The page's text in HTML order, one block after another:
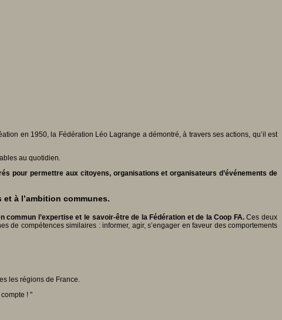
en 1950, la Fédération Léo Lagrange a démontré, à travers ses actions, qu’il est
au quotidien.
pour permettre aux citoyens, organisations et organisateurs d’événements de
à l’ambition communes.
l’expertise et le savoir-être de la Fédération et de la Coop FA.Ces deux
de compétences similaires : informer, agir, s’engager en faveur des comportements
les régions de France.
! "